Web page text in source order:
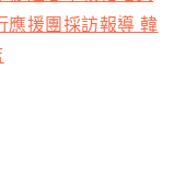
應援團採訪報導 韓